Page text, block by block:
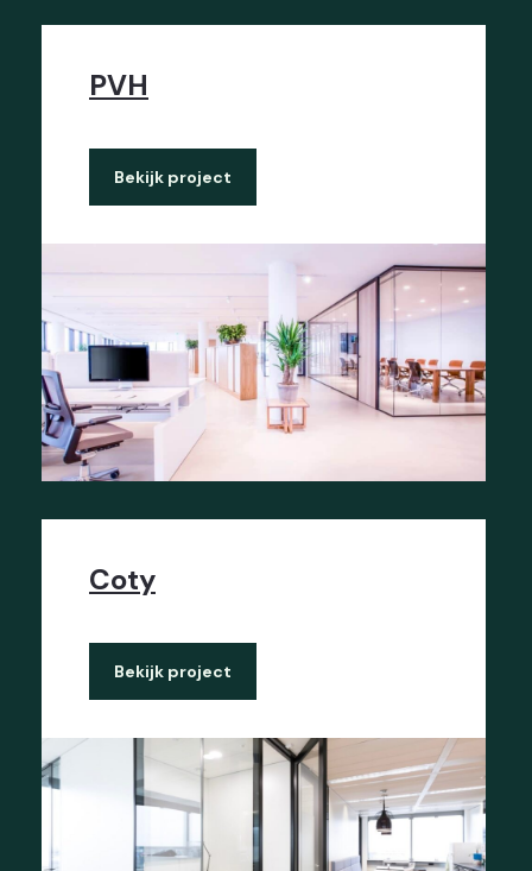
PVH
Bekijk project
Coty
Bekijk project